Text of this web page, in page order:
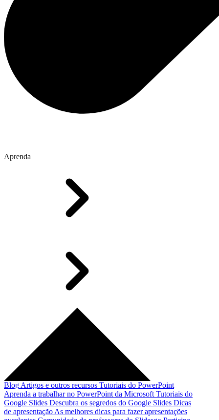
Aprenda
Blog Artigos e outros recursos Tutoriais do PowerPoint
Aprenda a trabalhar no PowerPoint da Microsoft Tutoriais do
Google Slides Descubra os segredos do Google Slides Dicas
de apresentação As melhores dicas para fazer apresentações